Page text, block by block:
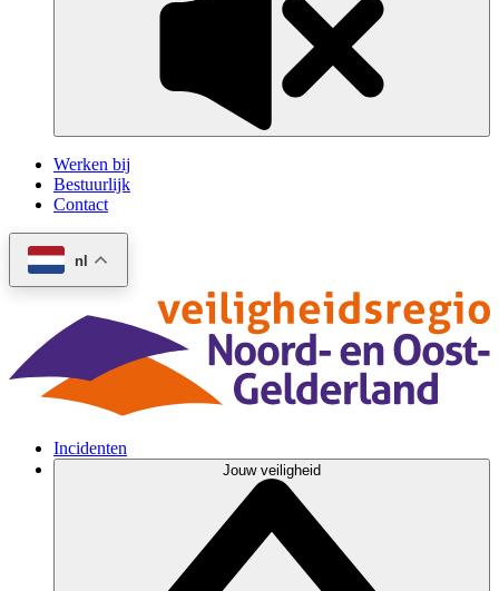
Werken bij
Bestuurlijk
Contact
nl
Incidenten
Jouw veiligheid